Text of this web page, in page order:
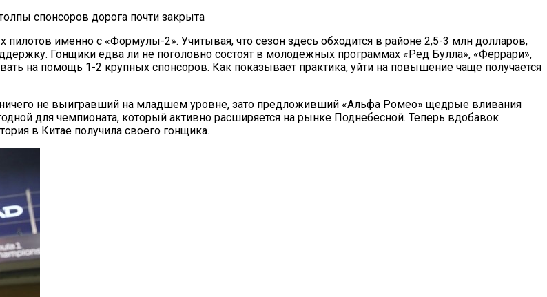
спонсоров дорога почти закрыта
именно с «Формулы-2». Учитывая, что сезон здесь обходится в районе 2,5-3 млн долларов,
Гонщики едва ли не поголовно состоят в молодежных программах «Ред Булла», «Феррари»,
на помощь 1-2 крупных спонсоров. Как показывает практика, уйти на повышение чаще получается
не выигравший на младшем уровне, зато предложивший «Альфа Ромео» щедрые вливания
для чемпионата, который активно расширяется на рынке Поднебесной. Теперь вдобавок
в Китае получила своего гонщика.